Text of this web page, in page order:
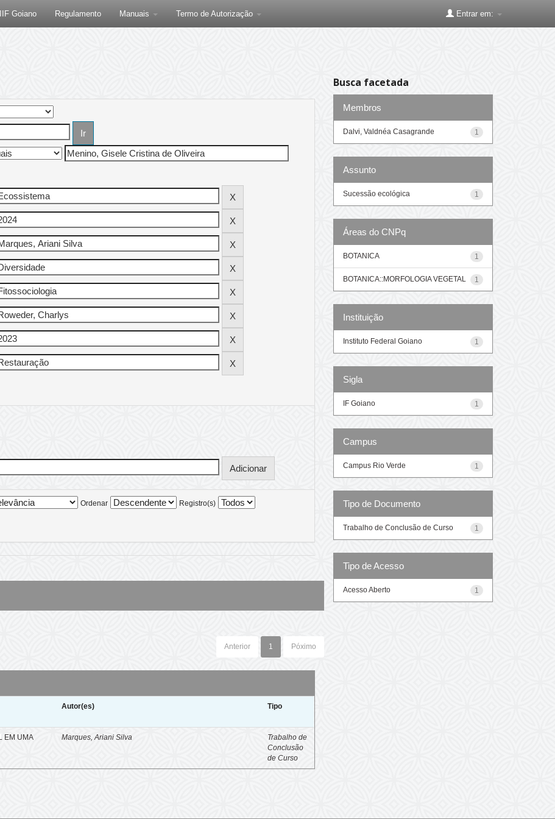
Goiano Regulamento Manuais Termo de Autorização Entrar em:
Ordenar Registro(s)
Anterior 1 Póximo
Autor(es) Tipo
EM UMA
Marques, Ariani Silva
Trabalho de
Conclusão
de Curso
Busca facetada
Membros
1
Dalvi, Valdnéa Casagrande
Assunto
1
Sucessão ecológica
Áreas do CNPq
1
BOTANICA
1
BOTANICA::MORFOLOGIA VEGETAL
Instituição
1
Instituto Federal Goiano
Sigla
1
IF Goiano
Campus
1
Campus Rio Verde
Tipo de Documento
1
Trabalho de Conclusão de Curso
Tipo de Acesso
1
Acesso Aberto